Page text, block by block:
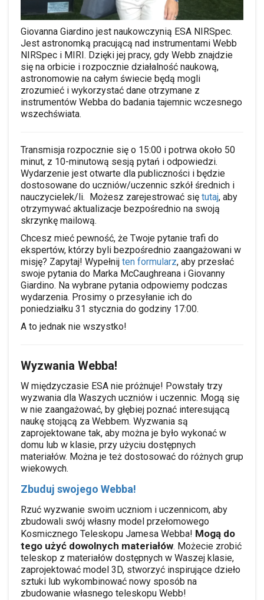
Giovanna Giardino jest naukowczynią ESA NIRSpec.
Jest astronomką pracującą nad instrumentami Webb
NIRSpec i MIRI. Dzięki jej pracy, gdy Webb znajdzie
się na orbicie i rozpocznie działalność naukową,
astronomowie na całym świecie będą mogli
zrozumieć i wykorzystać dane otrzymane z
instrumentów Webba do badania tajemnic wczesnego
wszechświata.
Transmisja rozpocznie się o 15:00 i potrwa około 50
minut, z 10-minutową sesją pytań i odpowiedzi.
Wydarzenie jest otwarte dla publiczności i będzie
dostosowane do uczniów/uczennic szkół średnich i
nauczycielek/li. Możesz zarejestrować się tutaj, aby
otrzymywać aktualizacje bezpośrednio na swoją
skrzynkę mailową.
Chcesz mieć pewność, że Twoje pytanie trafi do
ekspertów, którzy byli bezpośrednio zaangażowani w
misję? Zapytaj! Wypełnij ten formularz, aby przesłać
swoje pytania do Marka McCaughreana i Giovanny
Giardino. Na wybrane pytania odpowiemy podczas
wydarzenia. Prosimy o przesyłanie ich do
poniedziałku 31 stycznia do godziny 17:00.
A to jednak nie wszystko!
Wyzwania Webba!
W międzyczasie ESA nie próżnuje! Powstały trzy
wyzwania dla Waszych uczniów i uczennic. Mogą się
w nie zaangażować, by głębiej poznać interesującą
naukę stojącą za Webbem. Wyzwania są
zaprojektowane tak, aby można je było wykonać w
domu lub w klasie, przy użyciu dostępnych
materiałów. Można je też dostosować do różnych grup
wiekowych.
Zbuduj swojego Webba!
Rzuć wyzwanie swoim uczniom i uczennicom, aby
zbudowali swój własny model przełomowego
Kosmicznego Teleskopu Jamesa Webba! Mogą do
tego użyć dowolnych materiałów. Możecie zrobić
teleskop z materiałów dostępnych w Waszej klasie,
zaprojektować model 3D, stworzyć inspirujące dzieło
sztuki lub wykombinować nowy sposób na
zbudowanie własnego teleskopu Webb!